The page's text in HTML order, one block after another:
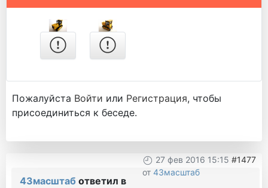
Пожалуйста Войти или Регистрация, чтобы
присоединиться к беседе.
27 фев 2016 15:15 #1477
от 43масштаб
43масштаб ответил в